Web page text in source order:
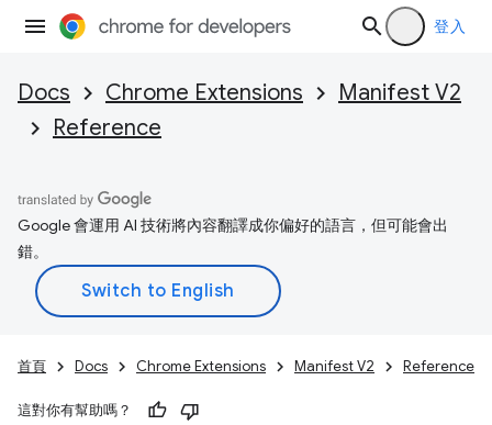
登入
Docs Chrome Extensions
Manifest V2
Reference
Google 會運用 AI 技術將內容翻譯成你偏好的語言，但可能會出
錯。
首頁 Docs Chrome Extensions Manifest V2 Reference
這對你有幫助嗎？